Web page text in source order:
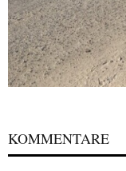
KOMMENTARE